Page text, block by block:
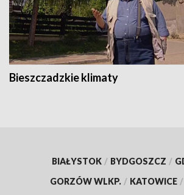
Bieszczadzkie klimaty
BIAŁYSTOK / BYDGOSZCZ /
GORZÓW WLKP. / KATOWICE /